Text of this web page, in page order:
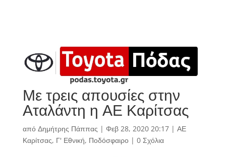
Με τρεις απουσίες στην
Αταλάντη η ΑΕ Καρίτσας
από Δημήτρης Πάππας | Φεβ 28, 2020 20:17| ΑΕ
Καρίτσας, Γ' Εθνική, Ποδόσφαιρο| 0 Σχόλια